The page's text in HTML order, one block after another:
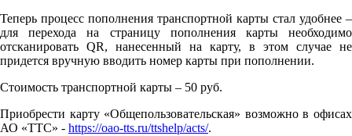
Теперь процесс пополнения транспортной карты стал удобнее –
для перехода на страницу пополнения карты необходимо
отсканировать QR, нанесенный на карту, в этом случае не
придется вручную вводить номер карты при пополнении.
Стоимость транспортной карты – 50 руб.
Приобрести карту «Общепользовательская» возможно в офисах
АО «ТТС» - https://oao-tts.ru/ttshelp/acts/.